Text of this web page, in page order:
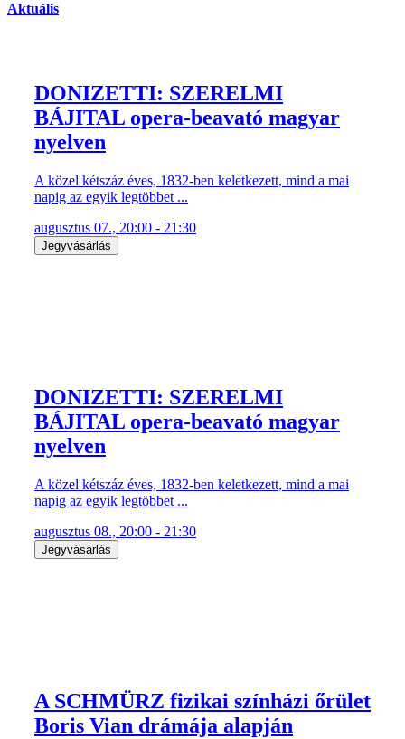
Aktuális
DONIZETTI: SZERELMI
BÁJITAL opera-beavató magyar
nyelven
A közel kétszáz éves, 1832-ben keletkezett, mind a mai
napig az egyik legtöbbet ...
augusztus 07., 20:00 - 21:30
Jegyvásárlás
DONIZETTI: SZERELMI
BÁJITAL opera-beavató magyar
nyelven
A közel kétszáz éves, 1832-ben keletkezett, mind a mai
napig az egyik legtöbbet ...
augusztus 08., 20:00 - 21:30
Jegyvásárlás
A SCHMÜRZ fizikai színházi őrület
Boris Vian drámája alapján